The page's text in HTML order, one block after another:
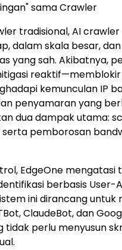
sama Crawler
tradisional, AI
dalam skala besar,
yang sah. Akibatnya,
reaktif—memblokir
kemunculan IP
penyamaran yang
dua dampak utama:
pemborosan
EdgeOne
berbasis User-
ini dirancang untuk
ClaudeBot, dan
tidak perlu menyusun